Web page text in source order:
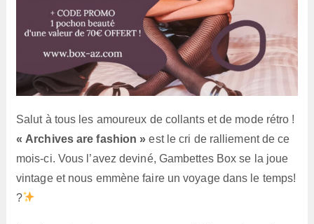
Salut à tous les amoureux de collants et de mode rétro !
« Archives are fashion » est le cri de ralliement de ce
mois-ci. Vous l’avez deviné, Gambettes Box se la joue
vintage et nous emmène faire un voyage dans le temps!
?